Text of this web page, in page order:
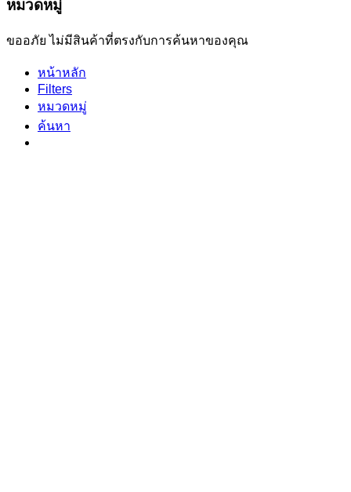
หมวดหมู่
ขออภัย ไม่มีสินค้าที่ตรงกับการค้นหาของคุณ
หน้าหลัก
Filters
หมวดหมู่
ค้นหา